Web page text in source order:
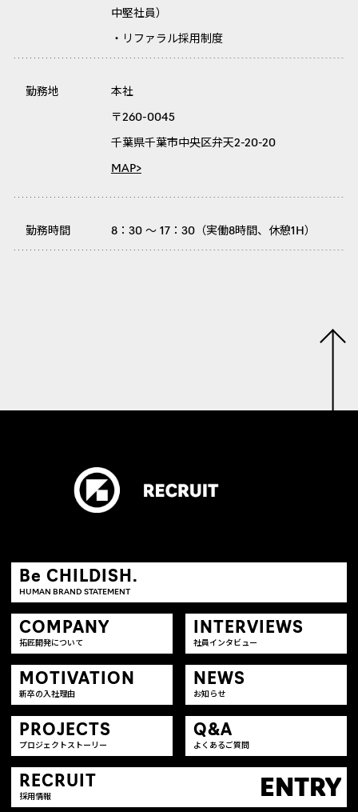
中堅社員）
・リファラル採用制度
勤務地 本社
〒260-0045
千葉県千葉市中央区弁天2-20-20
MAP>
勤務時間 8：30 ～ 17：30（実働8時間、休憩1H）
Be CHILDISH.
HUMAN BRAND STATEMENT
COMPANY
拓匠開発について
INTERVIEWS
社員インタビュー
MOTIVATION
新卒の入社理由
NEWS
お知らせ
PROJECTS
プロジェクトストーリー
Q&A
よくあるご質問
RECRUIT
採用情報 ENTRY